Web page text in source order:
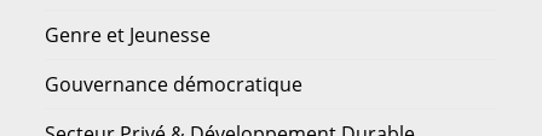
Genre et Jeunesse
Gouvernance démocratique